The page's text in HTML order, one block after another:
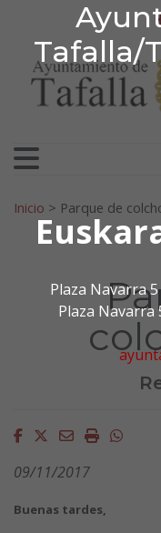
Tafalla/
Plaza Navarra
Plaza Navarra
Ir al contenido
Search for:
Inicio > Parque de
Facebook
Twitter
EmailImprimir
09/11/2017
Buenas tardes,